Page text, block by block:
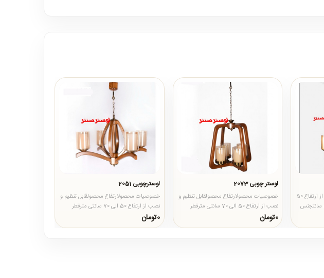
ارتفاع محصولقابل تنظیم و نصب از ارتفاع 50
الی 70 سانتی مترقطر محصول50 سانتجنس
لوستر چوبی 2073
خصوصیات محصولارتفاع محصولقابل تنظیم و
نصب از ارتفاع 50 الی 70 سانتی مترقطر
محصول60 سانتی مترجنس محصو..
0تومان
لوسترچوبی 2051
خصوصیات محصولارتفاع محصولقابل تنظیم و
نصب از ارتفاع 50 الی 70 سانتی مترقطر
محصول60 سانتی مترجنس محصو..
0تومان